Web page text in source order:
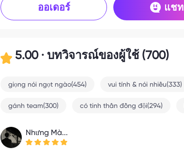
ออเดอร์ แชท
5.00 · บทวิจารณ์ของผู้ใช้ (700)
giọng nói ngọt ngào(454) vui tính & nói nhiều(333)
gánh team(300) có tinh thần đồng đội(294)
Nhưng Mà...